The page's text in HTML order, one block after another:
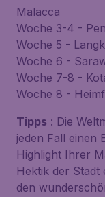
Malacca
Woche 3-4 -
Woche 5 -
Woche 6 -
Woche 7-8 -
Woche 8 -
Tipps : Die
jeden Fall einen
Highlight Ihrer
Hektik der Stadt
den